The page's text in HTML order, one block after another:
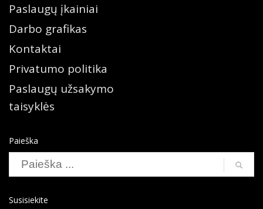
Paslaugų įkainiai
Darbo grafikas
Kontaktai
Privatumo politika
Paslaugų užsakymo
taisyklės
Paieška
Susisiekite